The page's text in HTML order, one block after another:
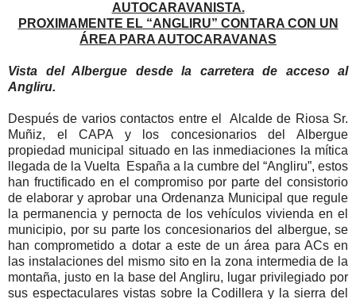
AUTOCARAVANISTA.
PROXIMAMENTE EL “ANGLIRU” CONTARA CON UN
ÁREA PARA AUTOCARAVANAS
Vista del Albergue desde la carretera de acceso al
Angliru.
Después de varios contactos entre el Alcalde de Riosa Sr.
Muñiz, el CAPA y los concesionarios del Albergue
propiedad municipal situado en las inmediaciones la mítica
llegada de la Vuelta España a la cumbre del “Angliru”, estos
han fructificado en el compromiso por parte del consistorio
de elaborar y aprobar una Ordenanza Municipal que regule
la permanencia y pernocta de los vehículos vivienda en el
municipio, por su parte los concesionarios del albergue, se
han comprometido a dotar a este de un área para ACs en
las instalaciones del mismo sito en la zona intermedia de la
montaña, justo en la base del Angliru, lugar privilegiado por
sus espectaculares vistas sobre la Codillera y la sierra del